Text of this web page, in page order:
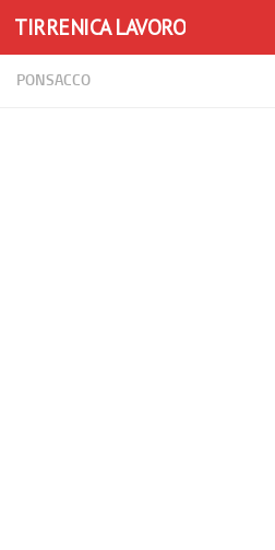
Skip to content
TIRRENICA LAVORO
PONSACCO